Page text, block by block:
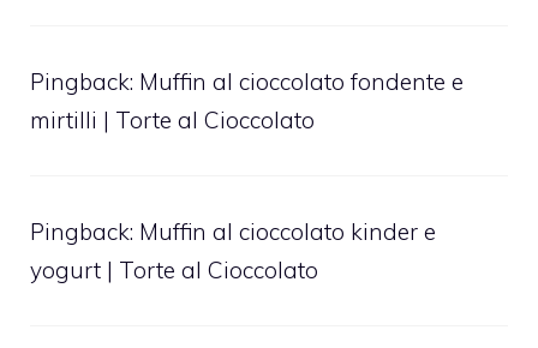
Pingback: Muffin al cioccolato fondente e
mirtilli | Torte al Cioccolato
Pingback: Muffin al cioccolato kinder e
yogurt | Torte al Cioccolato